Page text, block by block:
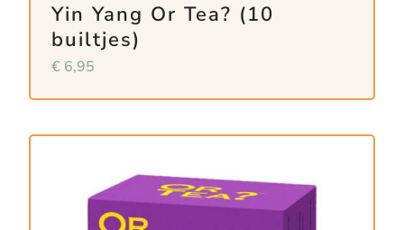
Yin Yang Or Tea? (10
builtjes)
€ 6,95